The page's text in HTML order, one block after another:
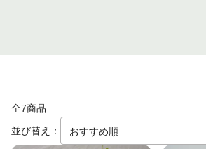
全7商品
並び替え：